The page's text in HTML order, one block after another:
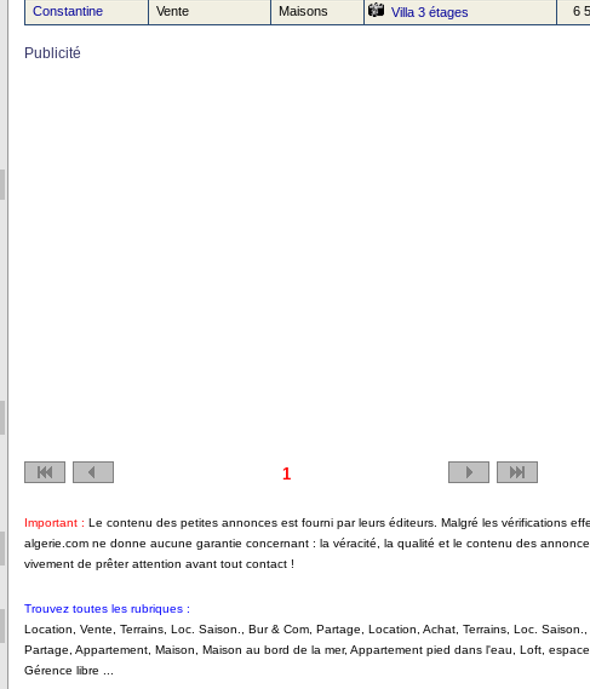
Constantine
Vente Maisons Villa 3 étages 6
Publicité
1
Important : Le contenu des petites annonces est fourni par leurs éditeurs. Malgré les vérifications
algerie.com ne donne aucune garantie concernant : la véracité, la qualité et le contenu des
vivement de prêter attention avant tout contact !
Trouvez toutes les rubriques :
Location, Vente, Terrains, Loc. Saison., Bur & Com, Partage, Location, Achat, Terrains, Loc. Saison.,
Partage, Appartement, Maison, Maison au bord de la mer, Appartement pied dans l'eau, Loft,
Gérence libre ...